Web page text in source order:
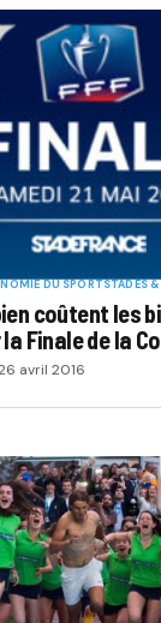
DU SPORTSTADES
coûtent les
Finale de la
avril 2016